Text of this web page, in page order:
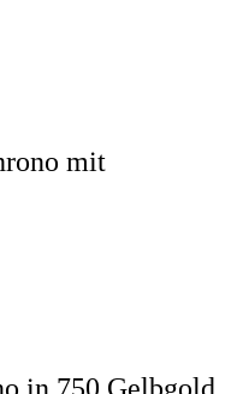
mit